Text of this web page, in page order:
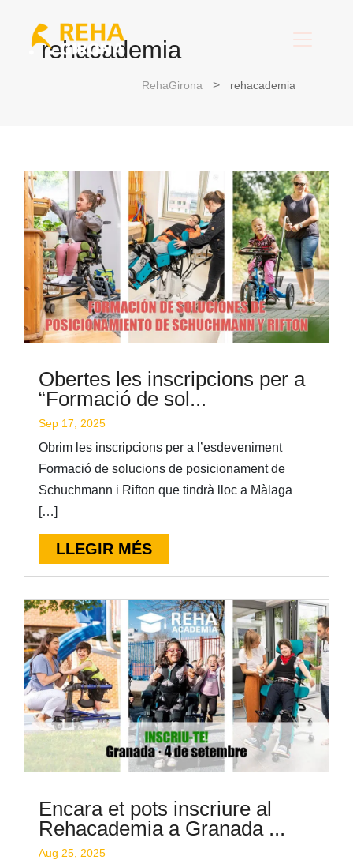
rehacademia
RehaGirona rehacademia
Obertes les inscripcions per a
“Formació de sol...
Sep 17, 2025
Obrim les inscripcions per a l’esdeveniment
Formació de solucions de posicionament de
Schuchmann i Rifton que tindrà lloc a Màlaga
[…]
LLEGIR MÉS
Encara et pots inscriure al
Rehacademia a Granada ...
Aug 25, 2025